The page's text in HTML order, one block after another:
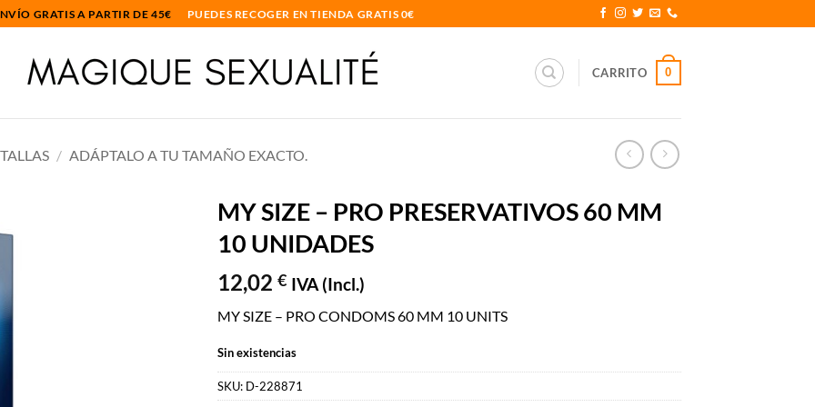
GRATIS A PARTIR DE 45€ PUEDES RECOGER EN TIENDA GRATIS 0€
CARRITO 0
/ ADÁPTALO A TU TAMAÑO EXACTO.
MY SIZE – PRO PRESERVATIVOS 60 MM
10 UNIDADES
12,02 € IVA (Incl.)
MY SIZE – PRO CONDOMS 60 MM 10 UNITS
Sin existencias
SKU: D-228871